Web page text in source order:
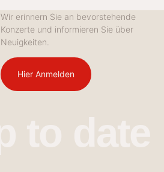
Wir erinnern Sie an bevorstehende
Konzerte und informieren Sie über
Neuigkeiten.
Hier Anmelden